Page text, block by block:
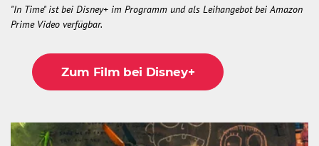
"In Time" ist bei Disney+ im Programm und als Leihangebot bei Amazon
Prime Video verfügbar.
Zum Film bei Disney+